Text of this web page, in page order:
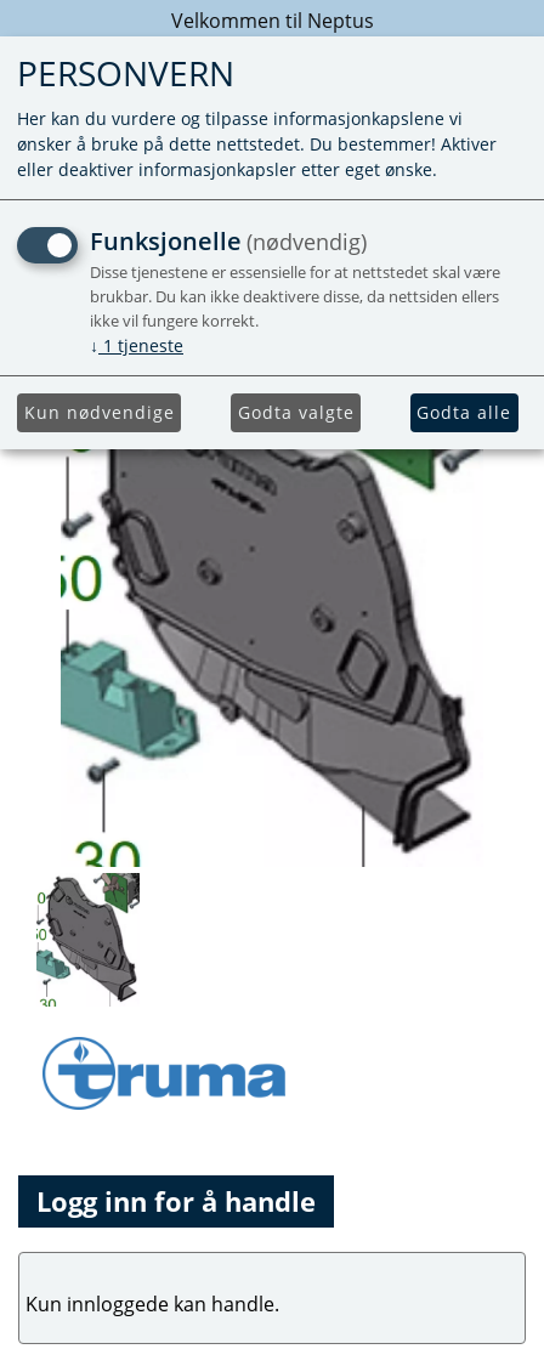
Velkommen til Neptus
DEKSEL CB/CBG VENSTRE
LAKKERT
Logg inn for å handle
Kun innloggede kan handle.
PERSONVERN
Her kan du vurdere og tilpasse informasjonkapslene vi
ønsker å bruke på dette nettstedet. Du bestemmer! Aktiver
eller deaktiver informasjonkapsler etter eget ønske.
Funksjonelle (nødvendig)
Disse tjenestene er essensielle for at nettstedet skal være
brukbar. Du kan ikke deaktivere disse, da nettsiden ellers
ikke vil fungere korrekt.
↓ 1 tjeneste
Kun nødvendige Godta valgte Godta alle